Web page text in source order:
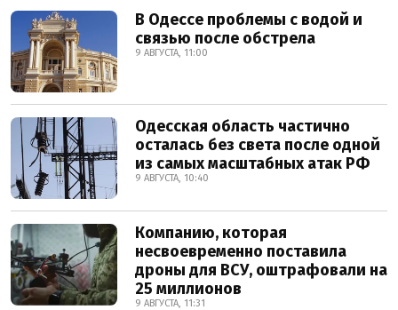
В Одессе проблемы с водой и
связью после обстрела
9 АВГУСТА, 11:00
Одесская область частично
осталась без света после одной
из самых масштабных атак РФ
9 АВГУСТА, 10:40
Компанию, которая
несвоевременно поставила
дроны для ВСУ, оштрафовали на
25 миллионов
9 АВГУСТА, 11:31